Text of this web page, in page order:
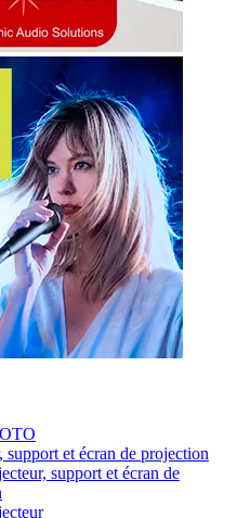
support et écran de projection
support et écran de